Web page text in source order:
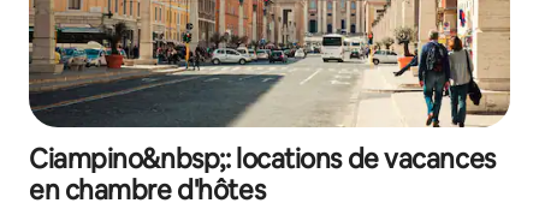
Ciampino&nbsp;: locations de vacances
en chambre d'hôtes